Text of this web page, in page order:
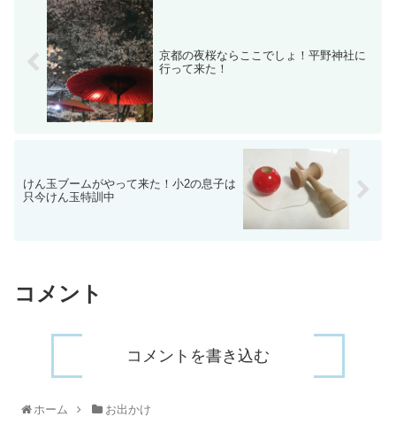
京都の夜桜ならここでしょ！平野神社に
行って来た！
けん玉ブームがやって来た！小2の息子は
只今けん玉特訓中
コメント
コメントを書き込む
ホーム お出かけ